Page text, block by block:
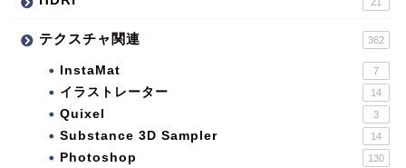
テクスチャ関連 362
InstaMat 7
イラストレーター 14
Quixel 3
Substance 3D Sampler 14
Photoshop 130